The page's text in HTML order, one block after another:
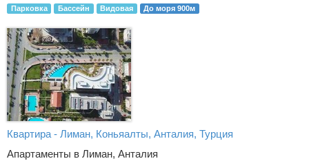
Парковка Бассейн Видовая До моря 900м
Квартира - Лиман, Коньяалты, Анталия, Турция
Апартаменты в Лиман, Анталия